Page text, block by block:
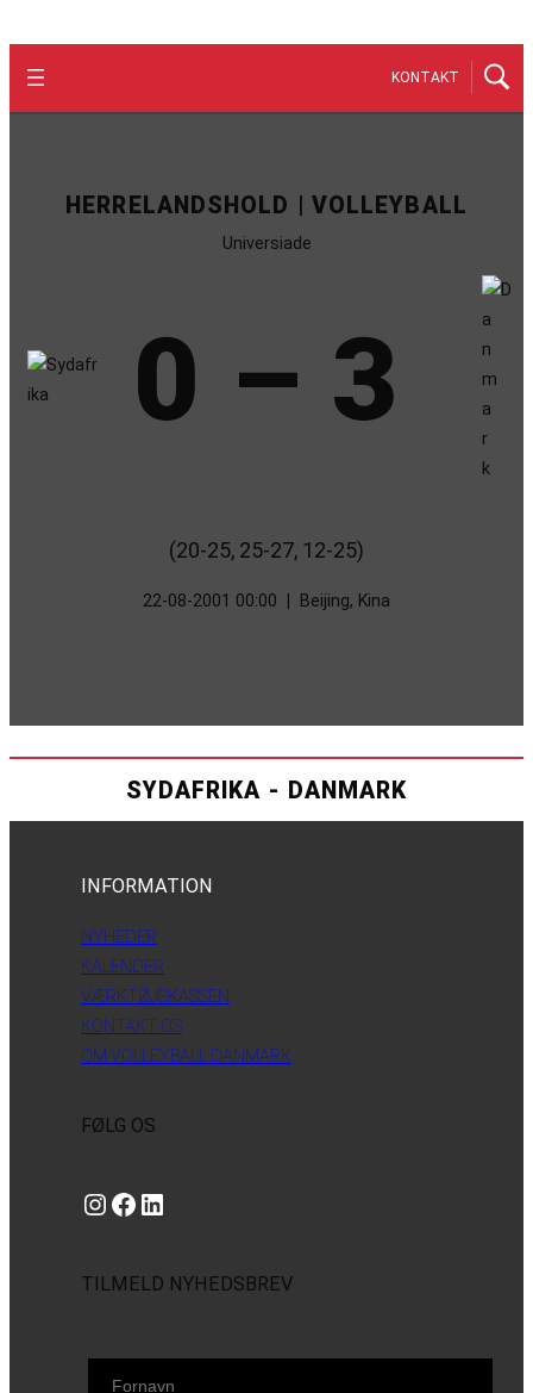
KONTAKT
HERRELANDSHOLD | VOLLEYBALL
Universiade
0 – 3
(20-25, 25-27, 12-25)
22-08-2001 00:00 Beijing, Kina
SYDAFRIKA - DANMARK
INFORMATION
NYHEDER
KALENDER
VÆRKTØJSKASSEN
KONTAKT OS
OM VOLLEYBALL DANMARK
FØLG OS
Instagram https://www.facebook.com/danishbeachvolleytour LinkedIn
TILMELD NYHEDSBREV